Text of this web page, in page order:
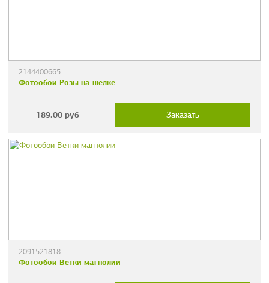
2144400665
Фотообои Розы на шелке
189.00 руб Заказать
2091521818
Фотообои Ветки магнолии